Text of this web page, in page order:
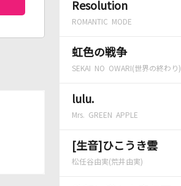
Resolution
ROMANTIC MODE
虹色の戦争
SEKAI NO OWARI(世界の終わり)
lulu.
Mrs. GREEN APPLE
[生音]ひこうき雲
松任谷由実(荒井由実)